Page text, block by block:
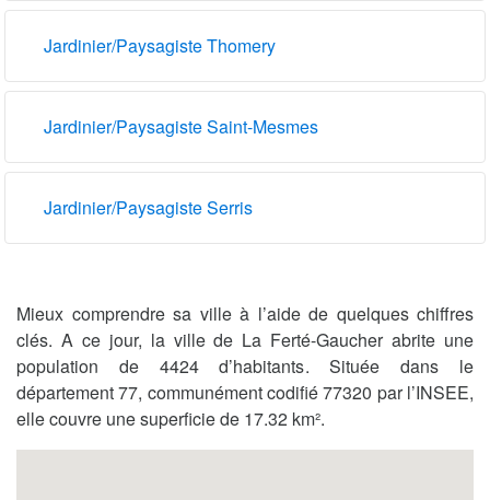
Jardinier/Paysagiste Thomery
Jardinier/Paysagiste Saint-Mesmes
Jardinier/Paysagiste Serris
Mieux comprendre sa ville à l’aide de quelques chiffres
clés. A ce jour, la ville de La Ferté-Gaucher abrite une
population de 4424 d’habitants. Située dans le
département 77, communément codifié 77320 par l’INSEE,
elle couvre une superficie de 17.32 km².